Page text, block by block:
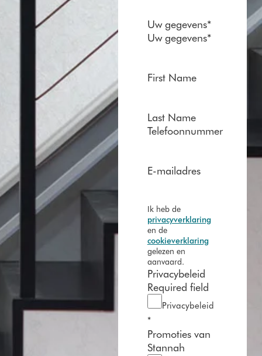
Uw gegevens*
Uw gegevens*
First Name
Last Name
Telefoonnummer*
E-mailadres
Ik heb de
privacyverklaring
en de
cookieverklaring
gelezen en
aanvaard.
Privacybeleid
Required field
Privacybeleid
*
Promoties van
Stannah